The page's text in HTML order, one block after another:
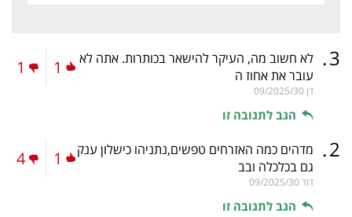
3
. לא חשוב מה, העיקר להישאר בכותרות. אתה לא
עובר את אחוז ה
דן 09/2025/30
הגב לתגובה זו
1
1
2
. מדהים כמה האזרחים טפשים,נתניהו כישלון ענק
גם בכלכלה ובב
דוד 09/2025/30
הגב לתגובה זו
1
4